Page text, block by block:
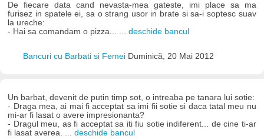
De fiecare data cand nevasta-mea gateste, imi place sa ma
furisez in spatele ei, sa o strang usor in brate si sa-i soptesc suav
la ureche:
- Hai sa comandam o pizza... ... deschide bancul
Bancuri cu Barbati si Femei Duminică, 20 Mai 2012
Un barbat, devenit de putin timp sot, o intreaba pe tanara lui sotie:
- Draga mea, ai mai fi acceptat sa imi fii sotie si daca tatal meu nu
mi-ar fi lasat o avere impresionanta?
- Dragul meu, as fi acceptat sa iti fiu sotie indiferent... de cine ti-ar
fi lasat averea.
... deschide bancul